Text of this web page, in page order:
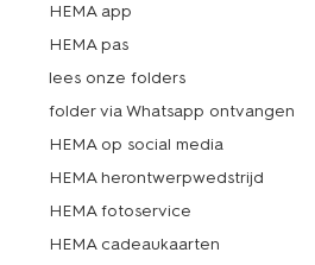
HEMA app
HEMA pas
lees onze folders
folder via Whatsapp ontvangen
HEMA op social media
HEMA herontwerpwedstrijd
HEMA fotoservice
HEMA cadeaukaarten